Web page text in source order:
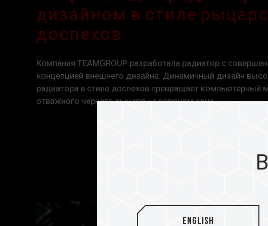
дизайном в стиле
доспехов
Компания TEAMGROUP разработала радиатор с
концепцией внешнего дизайна. Динамичный дизайн
радиатора в стиле доспехов превращает компьютерный
отважного черного рыцаря на вороном коне.
English